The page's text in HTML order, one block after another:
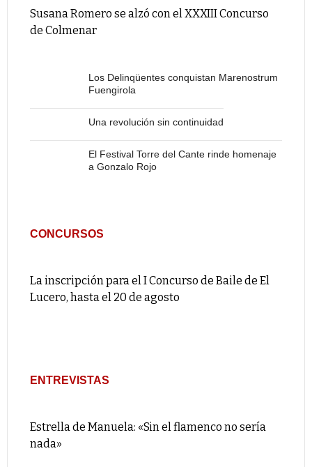
Susana Romero se alzó con el XXXIII Concurso
de Colmenar
Los Delinqüentes conquistan Marenostrum
Fuengirola
Una revolución sin continuidad
El Festival Torre del Cante rinde homenaje
a Gonzalo Rojo
CONCURSOS
La inscripción para el I Concurso de Baile de El
Lucero, hasta el 20 de agosto
ENTREVISTAS
Estrella de Manuela: «Sin el flamenco no sería
nada»